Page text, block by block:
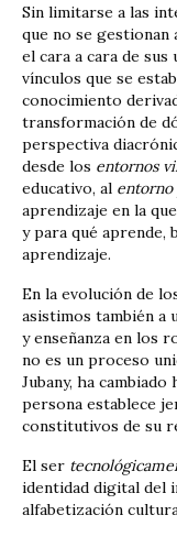
Sin limitarse a las
que no se gestionan
el cara a cara de
vínculos que se
conocimiento
transformación de
perspectiva
desde los entornos
educativo, al entorno
aprendizaje en la
y para qué aprende,
aprendizaje.
En la evolución de
asistimos también a
y enseñanza en los
no es un proceso
Jubany, ha
persona establece
constitutivos de su
El ser
identidad digital del
alfabetización